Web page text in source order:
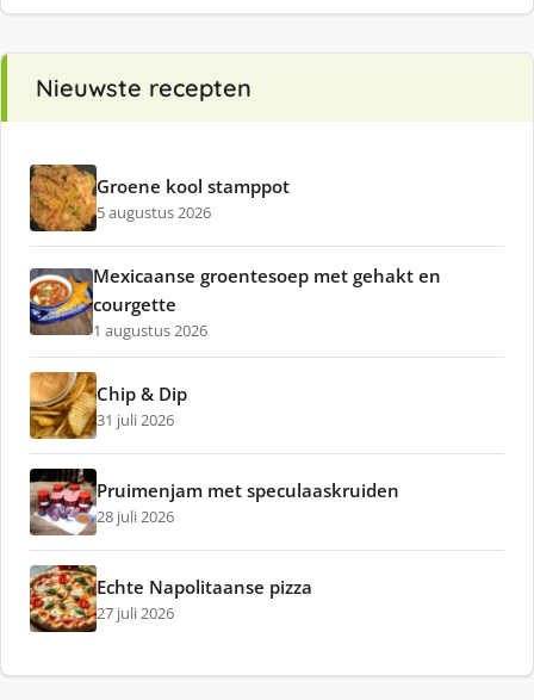
Nieuwste recepten
Groene kool stamppot
5 augustus 2026
Mexicaanse groentesoep met gehakt en
courgette
1 augustus 2026
Chip & Dip
31 juli 2026
Pruimenjam met speculaaskruiden
28 juli 2026
Echte Napolitaanse pizza
27 juli 2026